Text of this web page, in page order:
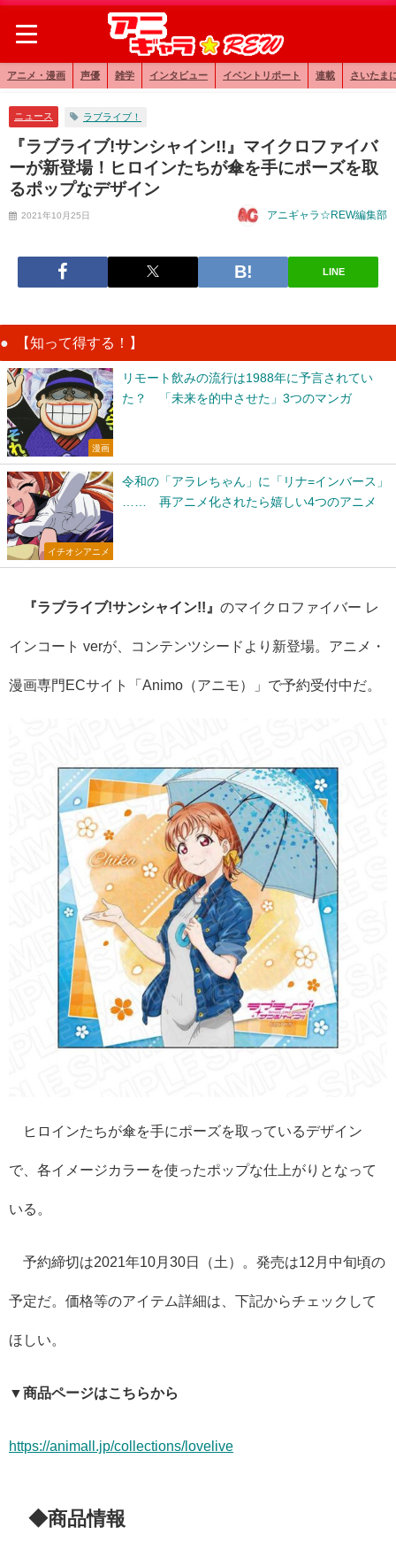
アニメ・漫画 声優 雑学 インタビュー イベントリポート 連載 さいたま
ニュース ラブライブ！
『ラブライブ!サンシャイン!!』マイクロファイバ
ーが新登場！ヒロインたちが傘を手にポーズを取
るポップなデザイン
2021年10月25日 アニギャラ☆REW編集部
LINE
【知って得する！】
漫画
リモート飲みの流行は1988年に予言されてい
た？ 「未来を的中させた」3つのマンガ
イチオシアニメ
令和の「アラレちゃん」に「リナ=インバース」
…… 再アニメ化されたら嬉しい4つのアニメ
『ラブライブ!サンシャイン!!』 のマイクロファイバー レ
インコート verが、コンテンツシードより新登場。アニメ・
漫画専門ECサイト「Animo（アニモ）」で予約受付中だ。
ヒロインたちが傘を手にポーズを取っているデザイン
で、各イメージカラーを使ったポップな仕上がりとなって
いる。
予約締切は2021年10月30日（土）。発売は12月中旬頃の
予定だ。価格等のアイテム詳細は、下記からチェックして
ほしい。
▼商品ページはこちらから
https://animall.jp/collections/lovelive
◆商品情報